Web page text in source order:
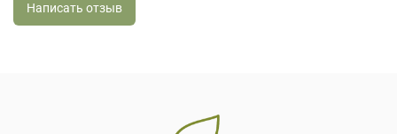
Написать отзыв